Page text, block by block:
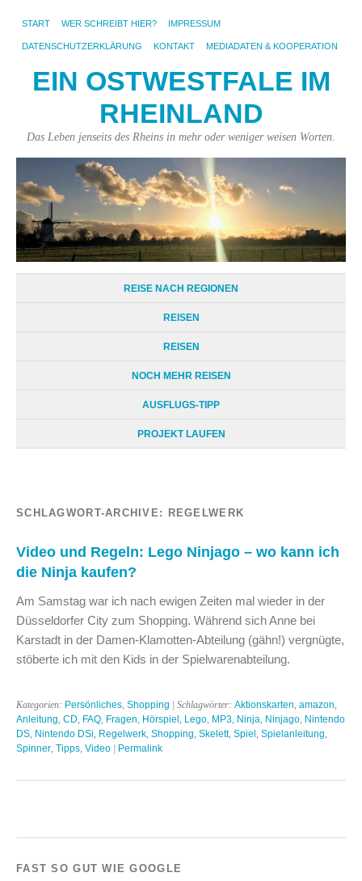
START WER SCHREIBT HIER? IMPRESSUM
DATENSCHUTZERKLÄRUNG KONTAKT MEDIADATEN & KOOPERATION
EIN OSTWESTFALE IM
RHEINLAND
Das Leben jenseits des Rheins in mehr oder weniger weisen Worten.
REISE NACH REGIONEN
REISEN
REISEN
NOCH MEHR REISEN
AUSFLUGS-TIPP
PROJEKT LAUFEN
SCHLAGWORT-ARCHIVE: REGELWERK
Video und Regeln: Lego Ninjago – wo kann ich
die Ninja kaufen?
Am Samstag war ich nach ewigen Zeiten mal wieder in der
Düsseldorfer City zum Shopping. Während sich Anne bei
Karstadt in der Damen-Klamotten-Abteilung (gähn!) vergnügte,
stöberte ich mit den Kids in der Spielwarenabteilung.
Kategorien: Persönliches Shopping | Schlagwörter: Aktionskarten amazon
Anleitung CD FAQ Fragen Hörspiel Lego MP3 Ninja Ninjago Nintendo
DS Nintendo DSi Regelwerk Shopping Skelett, Spiel Spielanleitung
Spinner Tipps Video | Permalink
FAST SO GUT WIE GOOGLE